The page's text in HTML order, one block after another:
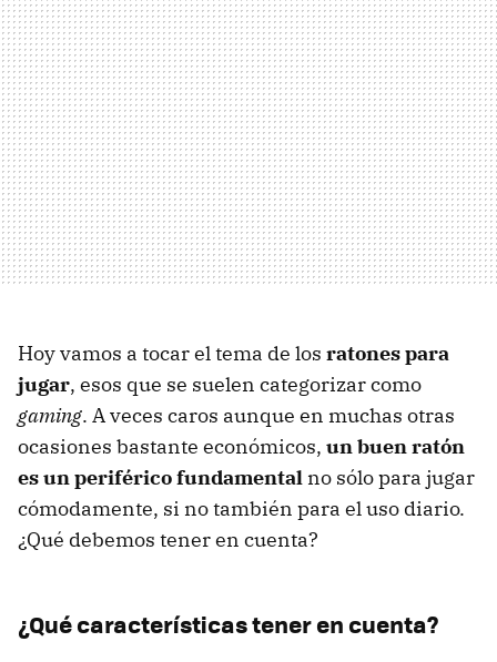
Hoy vamos a tocar el tema de los ratones para
jugar, esos que se suelen categorizar como
gaming. A veces caros aunque en muchas otras
ocasiones bastante económicos, un buen ratón
es un periférico fundamental no sólo para jugar
cómodamente, si no también para el uso diario.
¿Qué debemos tener en cuenta?
¿Qué características tener en cuenta?